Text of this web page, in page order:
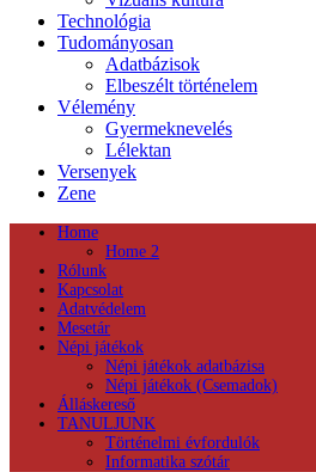
Technológia
Tudományosan
Adatbázisok
Elbeszélt történelem
Vélemény
Gyermeknevelés
Lélektan
Versenyek
Zene
Home
Home 2
Rólunk
Kapcsolat
Adatvédelem
Mesetár
Népi játékok
Népi játékok adatbázisa
Népi játékok (Csemadok)
Álláskereső
TANULJUNK
Történelmi évfordulók
Informatika szótár